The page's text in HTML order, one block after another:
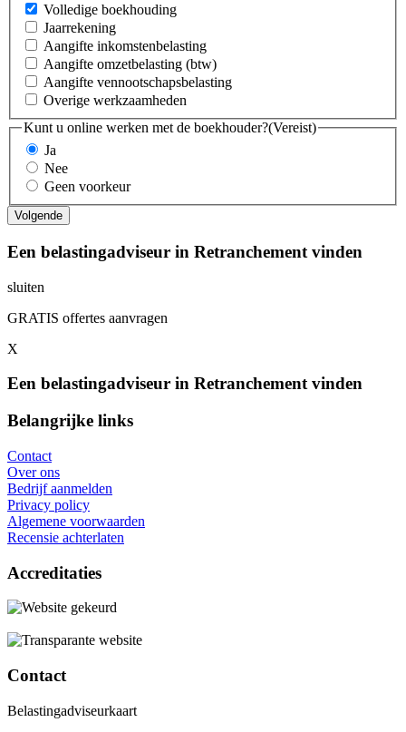
Volledige boekhouding
Jaarrekening
Aangifte inkomstenbelasting
Aangifte omzetbelasting (btw)
Aangifte vennootschapsbelasting
Overige werkzaamheden
Kunt u online werken met de boekhouder?(Vereist)
Ja
Nee
Geen voorkeur
Een belastingadviseur in Retranchement vinden
sluiten
GRATIS offertes aanvragen
X
Een belastingadviseur in Retranchement vinden
Belangrijke links
Contact
Over ons
Bedrijf aanmelden
Privacy policy
Algemene voorwaarden
Recensie achterlaten
Accreditaties
Contact
Belastingadviseurkaart